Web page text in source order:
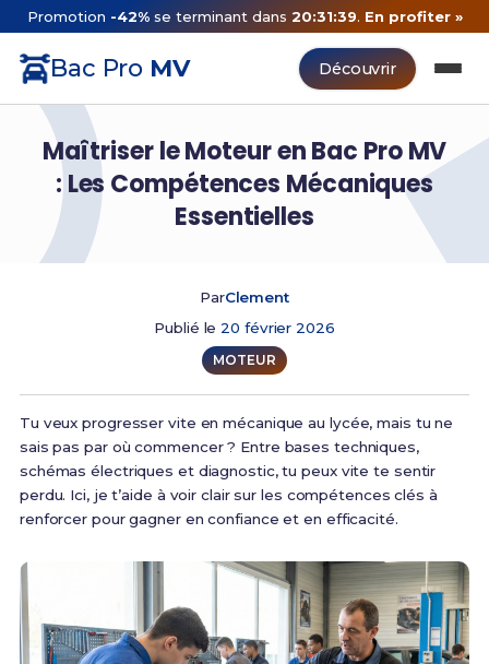
Promotion -42%se terminant dans 20:31:38. En profiter »
Bac Pro MV Découvrir
Maîtriser le Moteur en Bac Pro MV
: Les Compétences Mécaniques
Essentielles
ParClement
Publié le 20 février 2026
MOTEUR
Tu veux progresser vite en mécanique au lycée, mais tu ne
sais pas par où commencer ? Entre bases techniques,
schémas électriques et diagnostic, tu peux vite te sentir
perdu. Ici, je t’aide à voir clair sur les compétences clés à
renforcer pour gagner en confiance et en efficacité.